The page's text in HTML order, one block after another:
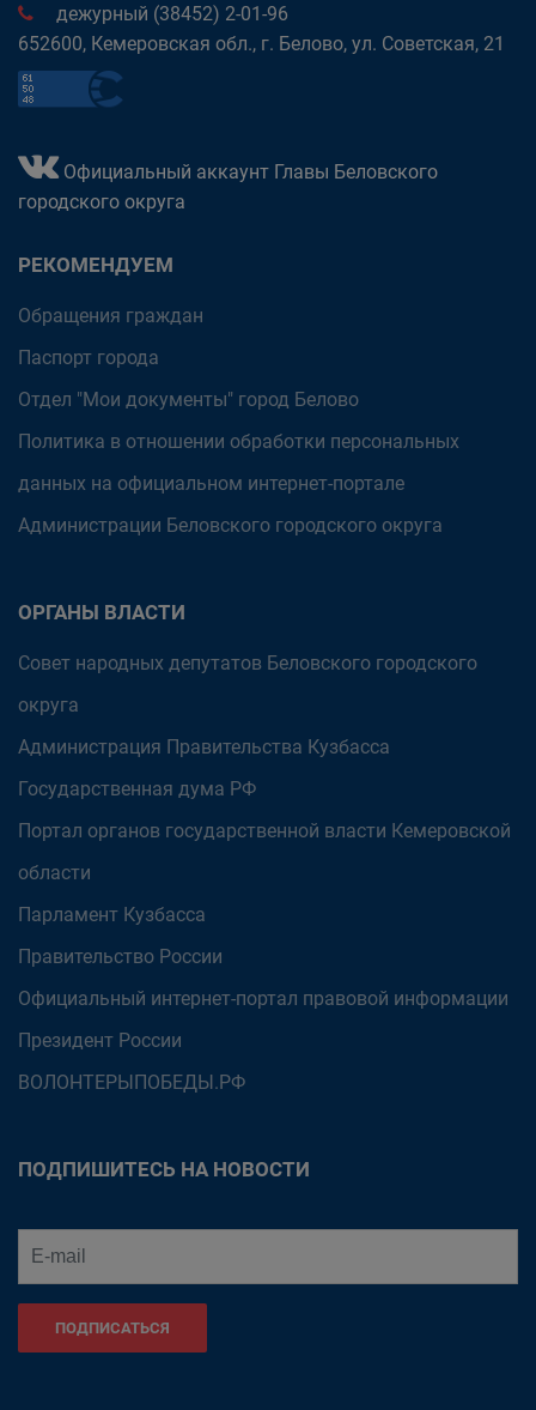
дежурный (38452) 2-01-96
652600, Кемеровская обл., г. Белово, ул. Советская, 21
Официальный аккаунт Главы Беловского
городского округа
РЕКОМЕНДУЕМ
Обращения граждан
Паспорт города
Отдел "Мои документы" город Белово
Политика в отношении обработки персональных
данных на официальном интернет-портале
Администрации Беловского городского округа
ОРГАНЫ ВЛАСТИ
Совет народных депутатов Беловского городского
округа
Администрация Правительства Кузбасса
Государственная дума РФ
Портал органов государственной власти Кемеровской
области
Парламент Кузбасса
Правительство России
Официальный интернет-портал правовой информации
Президент России
ВОЛОНТЕРЫПОБЕДЫ.РФ
ПОДПИШИТЕСЬ НА НОВОСТИ
ПОДПИСАТЬСЯ